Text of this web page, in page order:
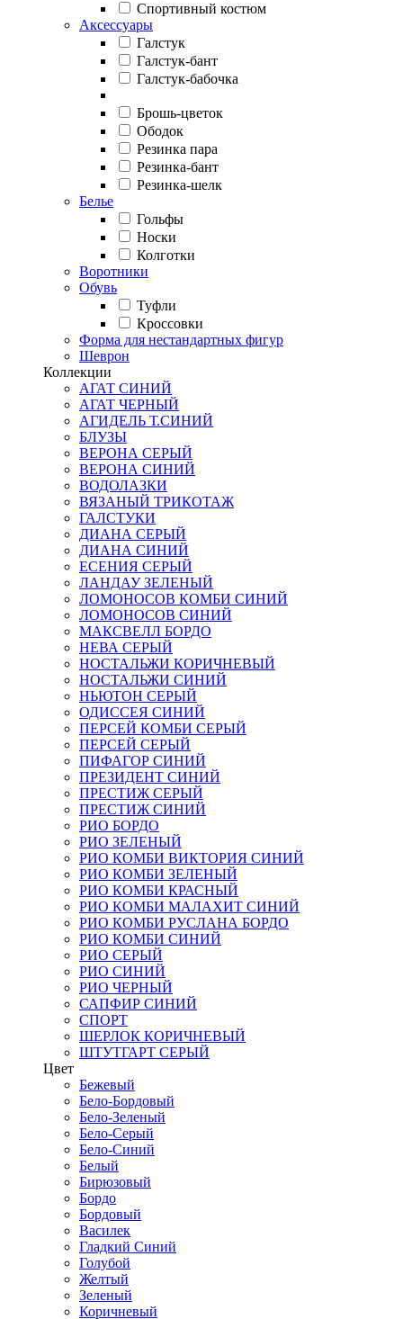
Спортивный костюм
Аксессуары
Галстук
Галстук-бант
Галстук-бабочка
Брошь-цветок
Ободок
Резинка пара
Резинка-бант
Резинка-шелк
Белье
Гольфы
Носки
Колготки
Воротники
Обувь
Туфли
Кроссовки
Форма для нестандартных фигур
Шеврон
Коллекции
АГАТ СИНИЙ
АГАТ ЧЕРНЫЙ
АГИДЕЛЬ Т.СИНИЙ
БЛУЗЫ
ВЕРОНА СЕРЫЙ
ВЕРОНА СИНИЙ
ВОДОЛАЗКИ
ВЯЗАНЫЙ ТРИКОТАЖ
ГАЛСТУКИ
ДИАНА СЕРЫЙ
ДИАНА СИНИЙ
ЕСЕНИЯ СЕРЫЙ
ЛАНДАУ ЗЕЛЕНЫЙ
ЛОМОНОСОВ КОМБИ СИНИЙ
ЛОМОНОСОВ СИНИЙ
МАКСВЕЛЛ БОРДО
НЕВА СЕРЫЙ
НОСТАЛЬЖИ КОРИЧНЕВЫЙ
НОСТАЛЬЖИ СИНИЙ
НЬЮТОН СЕРЫЙ
ОДИССЕЯ СИНИЙ
ПЕРСЕЙ КОМБИ СЕРЫЙ
ПЕРСЕЙ СЕРЫЙ
ПИФАГОР СИНИЙ
ПРЕЗИДЕНТ СИНИЙ
ПРЕСТИЖ СЕРЫЙ
ПРЕСТИЖ СИНИЙ
РИО БОРДО
РИО ЗЕЛЕНЫЙ
РИО КОМБИ ВИКТОРИЯ СИНИЙ
РИО КОМБИ ЗЕЛЕНЫЙ
РИО КОМБИ КРАСНЫЙ
РИО КОМБИ МАЛАХИТ СИНИЙ
РИО КОМБИ РУСЛАНА БОРДО
РИО КОМБИ СИНИЙ
РИО СЕРЫЙ
РИО СИНИЙ
РИО ЧЕРНЫЙ
САПФИР СИНИЙ
СПОРТ
ШЕРЛОК КОРИЧНЕВЫЙ
ШТУТГАРТ СЕРЫЙ
Цвет
Бежевый
Бело-Бордовый
Бело-Зеленый
Бело-Серый
Бело-Синий
Белый
Бирюзовый
Бордо
Бордовый
Василек
Гладкий Синий
Голубой
Желтый
Зеленый
Коричневый